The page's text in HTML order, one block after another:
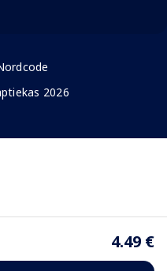
4.49 €
2026